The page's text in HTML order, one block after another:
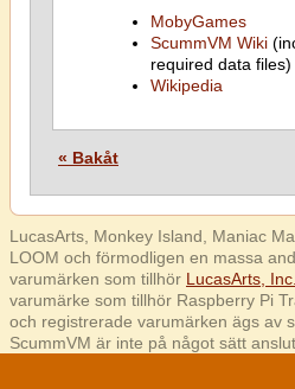
MobyGames
ScummVM Wiki
required data files)
Wikipedia
« Bakåt
LucasArts, Monkey Island, Maniac
LOOM och förmodligen en massa
varumärken som tillhör LucasArts, Inc.
varumärke som tillhör Raspberry Pi
och registrerade varumärken ägs av
ScummVM är inte på något sätt